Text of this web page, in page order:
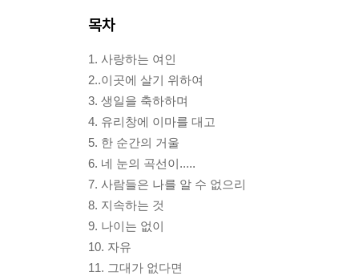
목차
1. 사랑하는 여인
2..이곳에 살기 위하여
3. 생일을 축하하며
4. 유리창에 이마를 대고
5. 한 순간의 거울
6. 네 눈의 곡선이.....
7. 사람들은 나를 알 수 없으리
8. 지속하는 것
9. 나이는 없이
10. 자유
11. 그대가 없다면